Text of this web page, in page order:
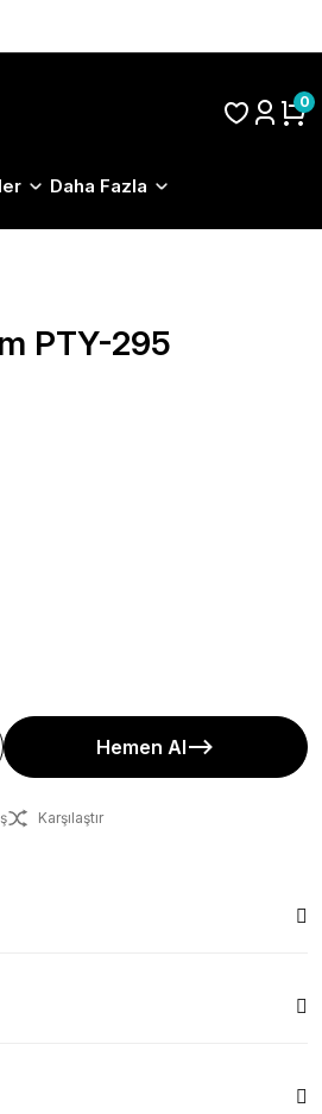
0
Daha Fazla
PTY-295
Hemen Al
Karşılaştır